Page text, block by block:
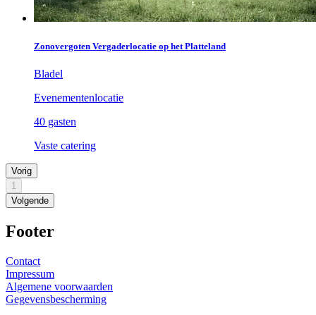
Zonovergoten Vergaderlocatie op het Platteland
Bladel
Evenementenlocatie
40 gasten
Vaste catering
Vorig
1
Volgende
Footer
Contact
Impressum
Algemene voorwaarden
Gegevensbescherming